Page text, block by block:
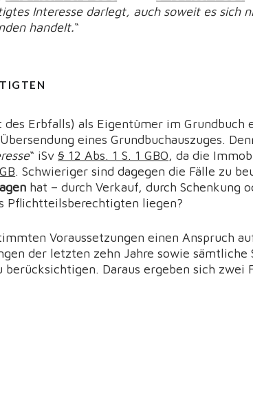
Interesse darlegt, auch soweit es sich
handelt.“
Erbfalls) als Eigentümer im Grundbuch
eines Grundbuchauszuges.
“ iSv§ 12 Abs. 1 S. 1 GBO, da die
. Schwieriger sind dagegen die Fälle zu
hat – durch Verkauf, durch Schenkung
Pflichtteilsberechtigten liegen?
Voraussetzungen einen Anspruch
der letzten zehn Jahre sowie sämtliche
Daraus ergeben sich zwei